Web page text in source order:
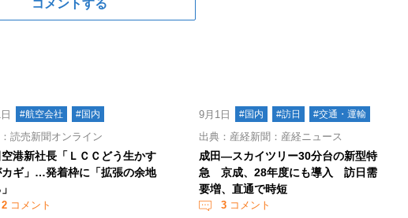
コメントする
#航空会社 #国内
読売新聞オンライン
港新社長「ＬＣＣどう生かす
ギ」…発着枠に「拡張の余地
2コメント
9月1日 #国内 #訪日 #交通・運輸
出典：産経新聞：産経ニュース
成田―スカイツリー30分台の新型特
急 京成、28年度にも導入 訪日需
要増、直通で時短
3 コメント